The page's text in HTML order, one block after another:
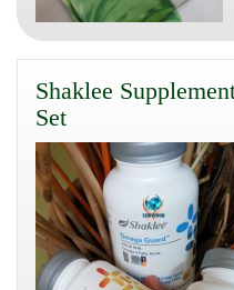
Shaklee
Set